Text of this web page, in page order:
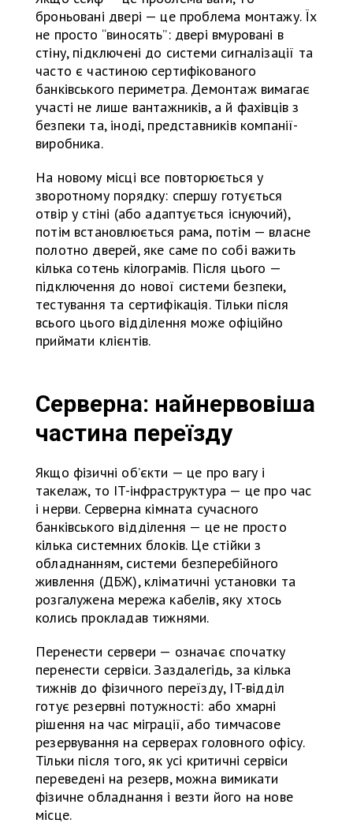
броньовані двері — це проблема монтажу. Їх
не просто “виносять”: двері вмуровані в
стіну, підключені до системи сигналізації та
часто є частиною сертифікованого
банківського периметра. Демонтаж вимагає
участі не лише вантажників, а й фахівців з
безпеки та, іноді, представників компанії-
виробника.
На новому місці все повторюється у
зворотному порядку: спершу готується
отвір у стіні (або адаптується існуючий),
потім встановлюється рама, потім — власне
полотно дверей, яке саме по собі важить
кілька сотень кілограмів. Після цього —
підключення до нової системи безпеки,
тестування та сертифікація. Тільки після
всього цього відділення може офіційно
приймати клієнтів.
Серверна: найнервовіша
частина переїзду
Якщо фізичні об’єкти — це про вагу і
такелаж, то IT-інфраструктура — це про час
і нерви. Серверна кімната сучасного
банківського відділення — це не просто
кілька системних блоків. Це стійки з
обладнанням, системи безперебійного
живлення (ДБЖ), кліматичні установки та
розгалужена мережа кабелів, яку хтось
колись прокладав тижнями.
Перенести сервери — означає спочатку
перенести сервіси. Заздалегідь, за кілька
тижнів до фізичного переїзду, IT-відділ
готує резервні потужності: або хмарні
рішення на час міграції, або тимчасове
резервування на серверах головного офісу.
Тільки після того, як усі критичні сервіси
переведені на резерв, можна вимикати
фізичне обладнання і везти його на нове
місце.